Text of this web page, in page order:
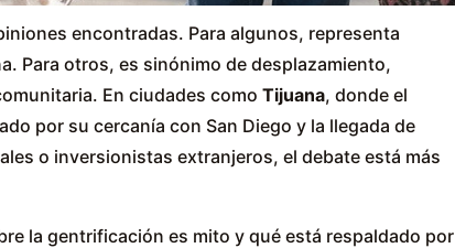
encontradas. Para algunos, representa
Para otros, es sinónimo de desplazamiento,
En ciudades como Tijuana, donde el
por su cercanía con San Diego y la llegada de
o inversionistas extranjeros, el debate está más
la gentrificación es mito y qué está respaldado por